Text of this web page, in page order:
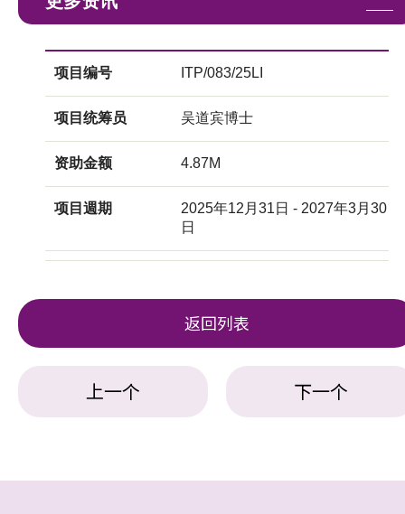
项目编号 ITP/083/25LI
项目统筹员 吴道宾博士
资助金额 4.87M
项目週期
2025年12月31日 - 2027年3月30
日
返回列表
上一个 下一个